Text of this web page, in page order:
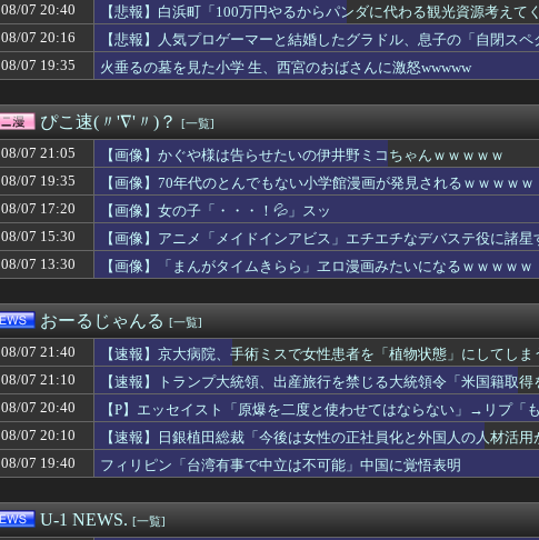
海外「PCAがMVP」岡本vs鈴木の日本人対決はカブスの劇的サヨナラ勝利！（海...
【閲覧注意】首吊り自殺中に失禁する美少女達の動画を見て興奮する男達が存在
米国、韓国防衛に核持ち出すか…中ロに備え「短距離戦術核」を検討！
【動画】Kカップお○ぱい、触るにはデカすぎるｗｗｗ
日本ハム、矢澤打が敵失策誘いサヨナラ勝ちで2位浮上！
【疑問】スポーツ漫画で退部する奴が「俺たちは楽しくやりたかったんだよ」っ
義妹夫のお兄さんが草加の集まりにいてビックリ。義両親は新興宗教大嫌いな人
【画像】家庭ヨガでこういうドスケベ女子が来たら。。。
【スターウォーズ】グローグーってすごい人気あるんだな…
【感想まとめ】スパイダーマンBND見てきたよ
1年前に嫁と「子供を作る条件で」結婚。だが嫁が子供を作れない体だと知ったの
【衝撃】ブラジルで『異変』が起こっている模様・・・・・・
【画像】JKダンス部、なぜか部員の８割が巨乳🐰ｗｗｗｗｗｗｗｗｗｗｗｗｗ
まんがタイムきらら2026年9月号が発売、「好都合セミフレンド」は次回で最終
元EXILE・黒木啓司、妻・宮崎麗果被告へのDV事案で逮捕されていた 宮崎は全...
【画像】巨乳ちゃん、お◯ぱいが大きすぎてお◯ぱいのトコがシワになってるｗｗ
【速報】トランプ大統領、出産旅行を禁じる大統領令「米国籍取得を目的とした
「ピクサー最大の失敗だ」と日本を舞台にした某アメリカ産アニメが話題に、日
KDDI、楽天への回線貸し出し終了へ 都市部で9月末に
他人の車をあてにするような厚かましい奴は都市伝説だと思ってたが、現実に生
【朗報】またこの4人が集まった！？今度のUNOは心理戦よ【にじさんじ/える】
代打・阿部寿樹、強すぎるっ………！ あと一人から華麗な逆転タイムリー！！
【阪神対中日17回戦】中日が大逆転勝ち 交流戦後初の4連勝！9回2死ドリスから...
【勝利】ホークスファン集合（2026.8.7）
08/07 20:40
【悲報】白浜町「100万円やるからパンダに代わる観光資源考えてく
08/07 20:16
【悲報】人気プロゲーマーと結婚したグラドル、息子の「自閉ス
08/07 19:35
火垂るの墓を見た小学 生、西宮のおばさんに激怒wwwww
ぴこ速(〃'∇'〃)？ [一覧]
08/07 21:05
【画像】かぐや様は告らせたいの伊井野ミコちゃんｗｗｗｗｗ
08/07 19:35
【画像】70年代のとんでもない小学館漫画が発見されるｗｗｗｗｗ
08/07 17:20
【画像】女の子「・・・！💦」スッ
08/07 15:30
【画像】アニメ「メイドインアビス」エチエチなデバステ役に諸
08/07 13:30
【画像】「まんがタイムきらら」ヱロ漫画みたいになるｗｗｗｗｗ
おーるじゃんる [一覧]
08/07 21:40
【速報】京大病院、手術ミスで女性患者を「植物状態」にしてしま
08/07 21:10
【速報】トランプ大統領、出産旅行を禁じる大統領令「米国籍取
08/07 20:40
【P】エッセイスト「原爆を二度と使わせてはならない」→リプ
08/07 20:10
【速報】日銀植田総裁「今後は女性の正社員化と外国人の人材活用
08/07 19:40
フィリピン「台湾有事で中立は不可能」中国に覚悟表明
U-1 NEWS. [一覧]